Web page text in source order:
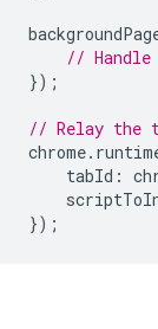
// Handle
});
// Relay the
chrome.
tabId :
});